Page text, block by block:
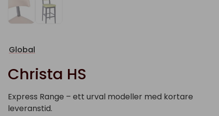
Global
Christa HS
Express Range – ett urval modeller med kortare
leveranstid.